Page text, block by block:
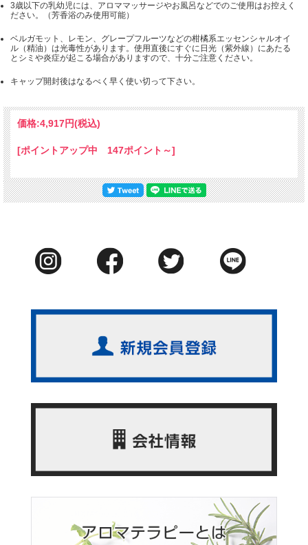
3歳以下の乳幼児には、アロママッサージやお風呂などでのご使用はお控えく
ださい。（芳香浴のみ使用可能）
ベルガモット、レモン、グレープフルーツなどの柑橘系エッセンシャルオイ
ル（精油）は光毒性があります。使用直後にすぐに日光（紫外線）にあたる
とシミや炎症が起こる場合がありますので、十分ご注意ください。
キャップ開封後はなるべく早く使い切って下さい。
価格:4,917円(税込)
[ポイントアップ中 147ポイント～]